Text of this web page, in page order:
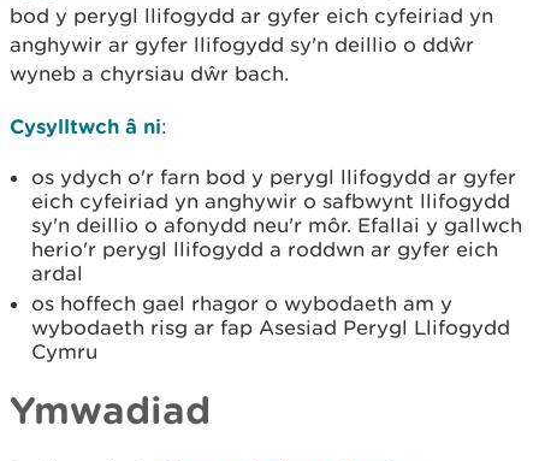
bod y perygl llifogydd ar gyfer eich cyfeiriad yn
anghywir ar gyfer llifogydd sy'n deillio o ddŵr
wyneb a chyrsiau dŵr bach.
Cysylltwch â ni:
os ydych o'r farn bod y perygl llifogydd ar gyfer
eich cyfeiriad yn anghywir o safbwynt llifogydd
sy'n deillio o afonydd neu'r môr. Efallai y gallwch
herio'r perygl llifogydd a roddwn ar gyfer eich
ardal
os hoffech gael rhagor o wybodaeth am y
wybodaeth risg ar fap Asesiad Perygl Llifogydd
Cymru
Ymwadiad